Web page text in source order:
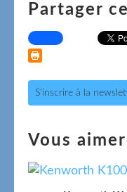
Partager
S'inscrire à la
Vous